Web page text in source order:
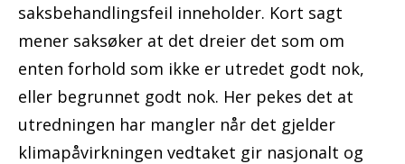
saksbehandlingsfeil inneholder. Kort sagt
mener saksøker at det dreier det som om
enten forhold som ikke er utredet godt nok,
eller begrunnet godt nok. Her pekes det at
utredningen har mangler når det gjelder
klimapåvirkningen vedtaket gir nasjonalt og